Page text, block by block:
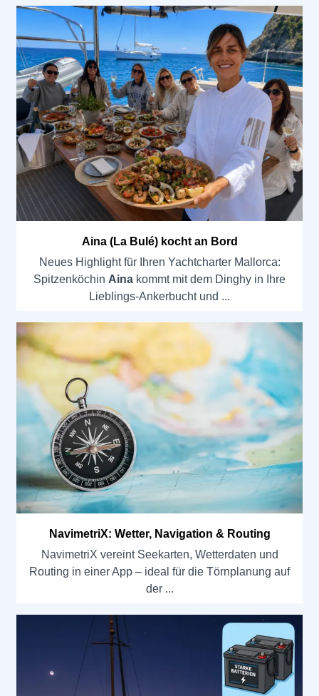
Aina (La Bulé) kocht an Bord
Neues Highlight für Ihren Yachtcharter Mallorca:
Spitzenköchin Aina kommt mit dem Dinghy in Ihre
Lieblings-Ankerbucht und
NavimetriX: Wetter, Navigation & Routing
NavimetriX vereint Seekarten, Wetterdaten und
Routing in einer App – ideal für die Törnplanung auf
der